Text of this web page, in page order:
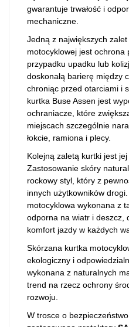
gwarantuje trwałość i
mechaniczne.
Jedną z największych
motocyklowej jest ochrona
przypadku upadku lub
doskonałą barierę między
chroniąc przed otarciami i
kurtka Buse Assen jest
ochraniacze, które
miejscach szczególnie
łokcie, ramiona i plecy.
Kolejną zaletą kurtki jest jej
Zastosowanie skóry
rockowy styl, który z
innych użytkowników
motocyklowa wykonana z
odporna na wiatr i deszcz,
komfort jazdy w każdych
Skórzana kurtka
ekologiczny i
wykonana z naturalnych
trend na rzecz ochrony
rozwoju.
W trosce o